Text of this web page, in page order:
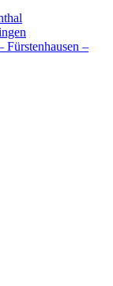
Fürstenhausen –